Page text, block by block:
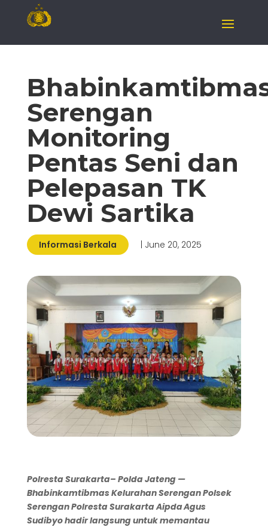
Serengan
Monitoring
Pentas Seni dan
Pelepasan TK
Dewi Sartika
Informasi Berkala | June 20, 2025
PolrestaSurakarta– Polda Jateng —
Bhabinkamtibmas Kelurahan Serengan Polsek
Serengan Polresta SurakartaAipda Agus
Sudibyohadir langsung untuk memantau